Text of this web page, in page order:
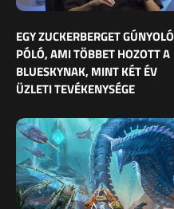
EGY ZUCKERBERGET GÚNYOLÓ
PÓLÓ, AMI TÖBBET HOZOTT A
BLUESKYNAK, MINT KÉT ÉV
ÜZLETI TEVÉKENYSÉGE